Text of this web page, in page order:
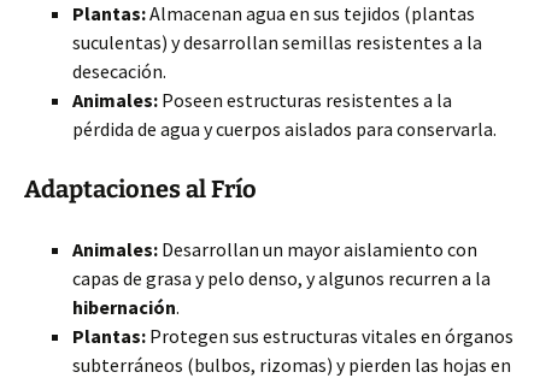
Plantas:Almacenan agua en sus tejidos (plantas
suculentas) y desarrollan semillas resistentes a la
desecación.
Animales: Poseen estructuras resistentes a la
pérdida de agua y cuerpos aislados para conservarla.
Adaptaciones al Frío
Animales: Desarrollan un mayor aislamiento con
capas de grasa y pelo denso, y algunos recurren a la
hibernación.
Plantas: Protegen sus estructuras vitales en órganos
subterráneos (bulbos, rizomas) y pierden las hojas en